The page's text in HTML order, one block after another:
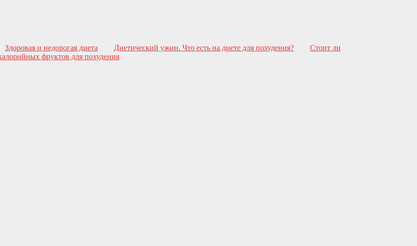
Здоровая и недорогая диета Диетический ужин. Что есть на диете для похудения?
Стоит ли
фруктов для похудения